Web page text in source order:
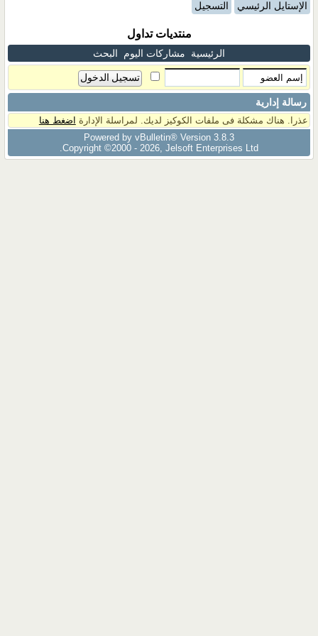
الإستايل الرئيسي التسجيل
منتديات تداول
الرئيسية مشاركات اليوم البحث
رسالة إدارية
عذرا. هناك مشكلة فى ملفات الكوكيز لديك. لمراسلة الإدارة اضغط هنا
Powered by vBulletin® Version 3.8.3
Copyright ©2000 - 2026, Jelsoft Enterprises Ltd.